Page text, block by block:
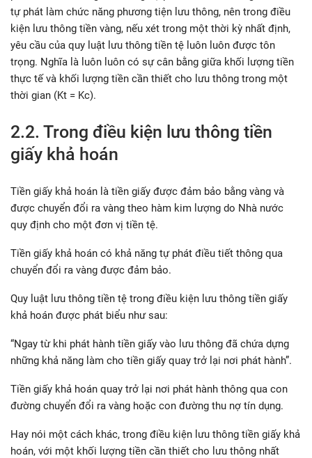
tự phát làm chức năng phương tiện lưu thông, nên trong điều
kiện lưu thông tiền vàng, nếu xét trong một thời kỳ nhất định,
yêu cầu của quy luật lưu thông tiền tệ luôn luôn được tôn
trọng. Nghĩa là luôn luôn có sự cân bằng giữa khối lượng tiền
thực tế và khối lượng tiền cần thiết cho lưu thông trong một
thời gian (Kt = Kc).
2.2. Trong điều kiện lưu thông tiền
giấy khả hoán
Tiền giấy khả hoán là tiền giấy được đảm bảo bằng vàng và
được chuyển đổi ra vàng theo hàm kim lượng do Nhà nước
quy định cho một đơn vị tiền tệ.
Tiền giấy khả hoán có khả năng tự phát điều tiết thông qua
chuyển đổi ra vàng được đảm bảo.
Quy luật lưu thông tiền tệ trong điều kiện lưu thông tiền giấy
khả hoán được phát biểu như sau:
“Ngay từ khi phát hành tiền giấy vào lưu thông đã chứa dựng
những khả năng làm cho tiền giấy quay trở lại nơi phát hành”.
Tiền giấy khả hoán quay trở lại nơi phát hành thông qua con
đường chuyển đổi ra vàng hoặc con đường thu nợ tín dụng.
Hay nói một cách khác, trong điều kiện lưu thông tiền giấy khả
hoán, với một khối lượng tiền cần thiết cho lưu thông nhất